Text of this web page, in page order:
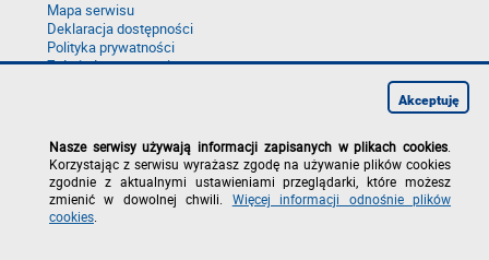
Mapa serwisu
Deklaracja dostępności
Polityka prywatności
Zgłoś błąd na stronie
Nasze serwisy używają informacji zapisanych w plikach cookies
Korzystając z serwisu wyrażasz zgodę na używanie plików cookies
zgodnie z aktualnymi ustawieniami przeglądarki, które możesz
zmienić w dowolnej chwili. Więcej informacji odnośnie plików
cookies
Akceptuję